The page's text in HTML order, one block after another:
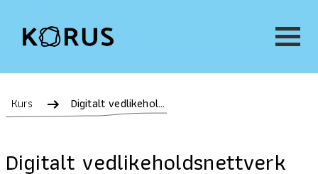
Kurs Digitalt vedlikeholdsnettverk for Motiverende samtale (MI) : Refleksjoner
Digitalt vedlikeholdsnettverk